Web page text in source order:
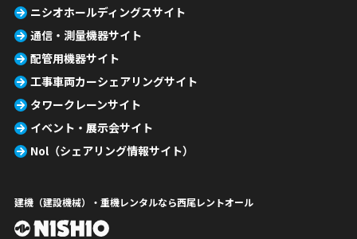
ニシオホールディングスサイト
通信・測量機器サイト
配管用機器サイト
工事車両カーシェアリングサイト
タワークレーンサイト
イベント・展示会サイト
Nol（シェアリング情報サイト）
建機（建設機械）・重機レンタルなら西尾レントオール